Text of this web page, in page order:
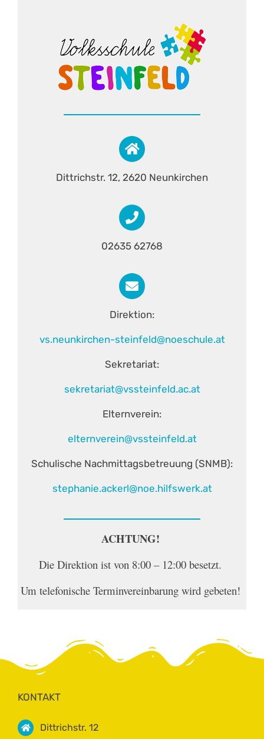
Dittrichstr. 12, 2620 Neunkirchen
02635 62768
Direktion:
vs.neunkirchen-steinfeld@noeschule.at
Sekretariat:
sekretariat@vssteinfeld.ac.at
Elternverein:
elternverein@vssteinfeld.at
Schulische Nachmittagsbetreuung (SNMB):
stephanie.ackerl@noe.hilfswerk.at
ACHTUNG!
Die Direktion ist von 8:00 – 12:00 besetzt.
Um telefonische Terminvereinbarung wird gebeten!
KONTAKT
Dittrichstr. 12